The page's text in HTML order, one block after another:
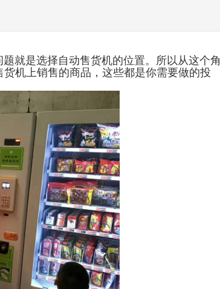
就是选择自动售货机的位置。所以从这个角
机上销售的商品，这些都是你需要做的投